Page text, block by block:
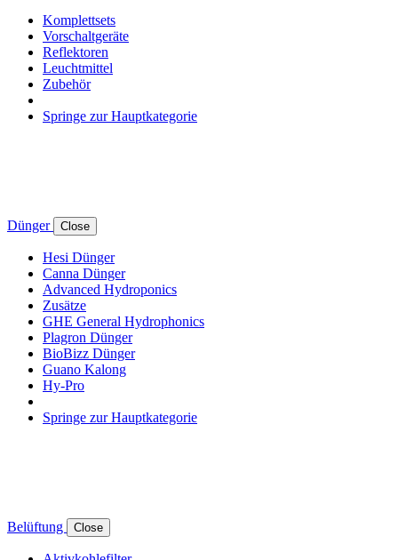
Komplettsets
Vorschaltgeräte
Reflektoren
Leuchtmittel
Zubehör
Springe zur Hauptkategorie
Dünger Close
Hesi Dünger
Canna Dünger
Advanced Hydroponics
Zusätze
GHE General Hydrophonics
Plagron Dünger
BioBizz Dünger
Guano Kalong
Hy-Pro
Springe zur Hauptkategorie
Belüftung Close